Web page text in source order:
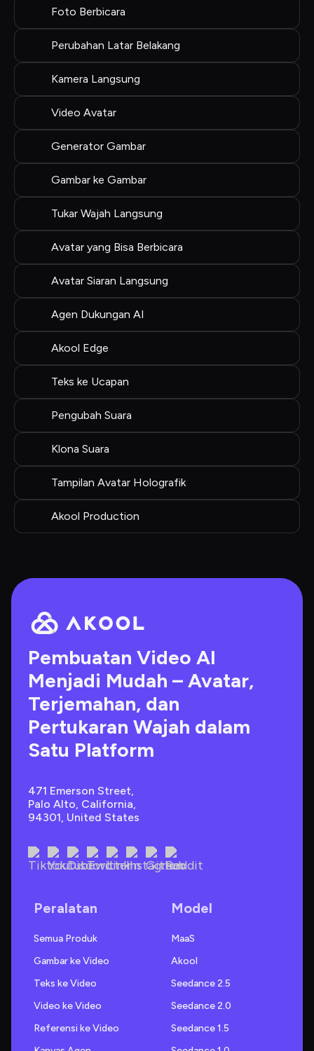
Foto Berbicara
Perubahan Latar Belakang
Kamera Langsung
Video Avatar
Generator Gambar
Gambar ke Gambar
Tukar Wajah Langsung
Avatar yang Bisa Berbicara
Avatar Siaran Langsung
Agen Dukungan AI
Akool Edge
Teks ke Ucapan
Pengubah Suara
Klona Suara
Tampilan Avatar Holografik
Akool Production
Pembuatan Video AI
Menjadi Mudah – Avatar,
Terjemahan, dan
Pertukaran Wajah dalam
Satu Platform
471 Emerson Street,
Palo Alto, California,
94301, United States
Peralatan
Semua Produk
Gambar ke Video
Teks ke Video
Video ke Video
Referensi ke Video
Model
MaaS
Akool
Seedance 2.5
Seedance 2.0
Seedance 1.5